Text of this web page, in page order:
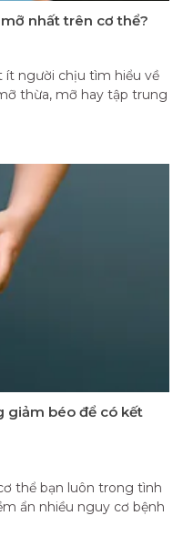
nhất trên cơ thể?
ít người chịu tìm hiểu về
thừa, mỡ hay tập trung
giảm béo để có kết
thể bạn luôn trong tình
ẩn nhiều nguy cơ bệnh